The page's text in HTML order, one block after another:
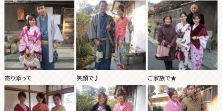
寄り添って 笑顔で♪ ご家族で★